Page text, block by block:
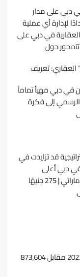
دﺑﻲ ﻋﻠﻰ ﻣﺪار
ﻹدارة أي ﻋﻤﻠﻴﺔ
ﻓﻲ دﺑﻲ ﻋﻠﻰ
ﺣﻮل
ﺗﻌﺮﻳﻒ
دﺑﻲ ﻣﻬﻴﺄ ﺗﻤﺎﻣﺎً
إﻟﻰ ﻓﻜﺮة
ﻗﺪ ﺗﺰاﻳﺪت ﻓﻲ
ﻓﻲ دﺑﻲ أﻋﻠﻰ
ﻣﺴﺘﻮﻳﺎﺗﻬﺎ اﻟﺴﺎﺑﻘﺔ ﻟﺘﺼﻞ إﻟﻰ 1,271 درﻫﻢ إﻣﺎراﺗﻲ | 275 ﺟﻨﻴﻬًﺎ
ﺗﻢ ﺷﺮاء اﺳﺘﻮدﻳﻮ ﻋﻠﻰ اﻟﺨﺎرﻃﺔ ﻓﻲ ﺳﺒﺘﻤﺒﺮ 2023 ﻣﻘﺎﺑﻞ 873,604